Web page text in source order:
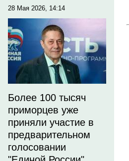
28 Мая 2026, 14:14
Более 100 тысяч
приморцев уже
приняли участие в
предварительном
голосовании